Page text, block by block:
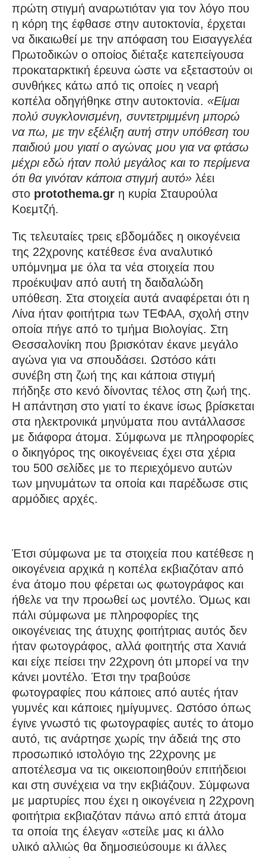
πρώτη στιγμή αναρωτιόταν για τον λόγο που
η κόρη της έφθασε στην αυτοκτονία, έρχεται
να δικαιωθεί με την απόφαση του Εισαγγελέα
Πρωτοδικών ο οποίος διέταξε κατεπείγουσα
προκαταρκτική έρευνα ώστε να εξεταστούν οι
συνθήκες κάτω από τις οποίες η νεαρή
κοπέλα οδηγήθηκε στην αυτοκτονία. «Είμαι
πολύ συγκλονισμένη, συντετριμμένη μπορώ
να πω, με την εξέλιξη αυτή στην υπόθεση του
παιδιού μου γιατί ο αγώνας μου για να φτάσω
μέχρι εδώ ήταν πολύ μεγάλος και το περίμενα
ότι θα γινόταν κάποια στιγμή αυτό» λέει
στο protothema.gr η κυρία Σταυρούλα
Κοεμτζή.
Τις τελευταίες τρεις εβδομάδες η οικογένεια
της 22χρονης κατέθεσε ένα αναλυτικό
υπόμνημα με όλα τα νέα στοιχεία που
προέκυψαν από αυτή τη δαιδαλώδη
υπόθεση. Στα στοιχεία αυτά αναφέρεται ότι η
Λίνα ήταν φοιτήτρια των ΤΕΦΑΑ, σχολή στην
οποία πήγε από το τμήμα Βιολογίας. Στη
Θεσσαλονίκη που βρισκόταν έκανε μεγάλο
αγώνα για να σπουδάσει. Ωστόσο κάτι
συνέβη στη ζωή της και κάποια στιγμή
πήδηξε στο κενό δίνοντας τέλος στη ζωή της.
Η απάντηση στο γιατί το έκανε ίσως βρίσκεται
στα ηλεκτρονικά μηνύματα που αντάλλασσε
με διάφορα άτομα. Σύμφωνα με πληροφορίες
ο δικηγόρος της οικογένειας έχει στα χέρια
του 500 σελίδες με το περιεχόμενο αυτών
των μηνυμάτων τα οποία και παρέδωσε στις
αρμόδιες αρχές.
Έτσι σύμφωνα με τα στοιχεία που κατέθεσε η
οικογένεια αρχικά η κοπέλα εκβιαζόταν από
ένα άτομο που φέρεται ως φωτογράφος και
ήθελε να την προωθεί ως μοντέλο. Όμως και
πάλι σύμφωνα με πληροφορίες της
οικογένειας της άτυχης φοιτήτριας αυτός δεν
ήταν φωτογράφος, αλλά φοιτητής στα Χανιά
και είχε πείσει την 22χρονη ότι μπορεί να την
κάνει μοντέλο. Έτσι την τραβούσε
φωτογραφίες που κάποιες από αυτές ήταν
γυμνές και κάποιες ημίγυμνες. Ωστόσο όπως
έγινε γνωστό τις φωτογραφίες αυτές το άτομο
αυτό, τις ανάρτησε χωρίς την άδειά της στο
προσωπικό ιστολόγιο της 22χρονης με
αποτέλεσμα να τις οικειοποιηθούν επιτήδειοι
και στη συνέχεια να την εκβιάζουν. Σύμφωνα
με μαρτυρίες που έχει η οικογένεια η 22χρονη
φοιτήτρια εκβιαζόταν πάνω από επτά άτομα
τα οποία της έλεγαν «στείλε μας κι άλλο
υλικό αλλιώς θα δημοσιεύσουμε κι άλλες